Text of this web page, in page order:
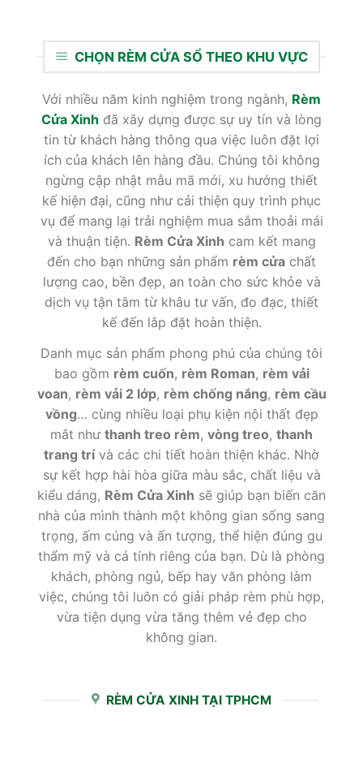
CHỌN RÈM CỬA SỔ THEO KHU VỰC
Với nhiều năm kinh nghiệm trong ngành, Rèm
Cửa Xinh đã xây dựng được sự uy tín và lòng
tin từ khách hàng thông qua việc luôn đặt lợi
ích của khách lên hàng đầu. Chúng tôi không
ngừng cập nhật mẫu mã mới, xu hướng thiết
kế hiện đại, cũng như cải thiện quy trình phục
vụ để mang lại trải nghiệm mua sắm thoải mái
và thuận tiện. Rèm Cửa Xinh cam kết mang
đến cho bạn những sản phẩm rèm cửa chất
lượng cao, bền đẹp, an toàn cho sức khỏe và
dịch vụ tận tâm từ khâu tư vấn, đo đạc, thiết
kế đến lắp đặt hoàn thiện.
Danh mục sản phẩm phong phú của chúng tôi
bao gồm rèm cuốn, rèm Roman, rèm vải
voan, rèm vải 2 lớp, rèm chống nắng, rèm cầu
vồng… cùng nhiều loại phụ kiện nội thất đẹp
mắt như thanh treo rèm, vòng treo, thanh
trang trívà các chi tiết hoàn thiện khác. Nhờ
sự kết hợp hài hòa giữa màu sắc, chất liệu và
kiểu dáng, Rèm Cửa Xinh sẽ giúp bạn biến căn
nhà của mình thành một không gian sống sang
trọng, ấm cúng và ấn tượng, thể hiện đúng gu
thẩm mỹ và cá tính riêng của bạn. Dù là phòng
khách, phòng ngủ, bếp hay văn phòng làm
việc, chúng tôi luôn có giải pháp rèm phù hợp,
vừa tiện dụng vừa tăng thêm vẻ đẹp cho
không gian.
RÈM CỬA XINH TẠI TPHCM